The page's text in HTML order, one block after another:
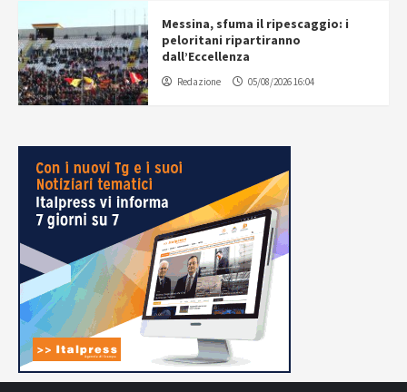
Messina, sfuma il ripescaggio: i
peloritani ripartiranno
dall’Eccellenza
Redazione 05/08/2026 16:04